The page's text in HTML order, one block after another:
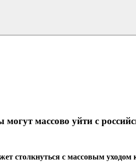
Меню
могут массово уйти с
столкнуться с массовым